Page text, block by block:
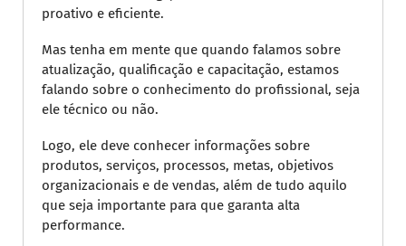
proativo e eficiente.
Mas tenha em mente que quando falamos sobre
atualização, qualificação e capacitação, estamos
falando sobre o conhecimento do profissional, seja
ele técnico ou não.
Logo, ele deve conhecer informações sobre
produtos, serviços, processos, metas, objetivos
organizacionais e de vendas, além de tudo aquilo
que seja importante para que garanta alta
performance.